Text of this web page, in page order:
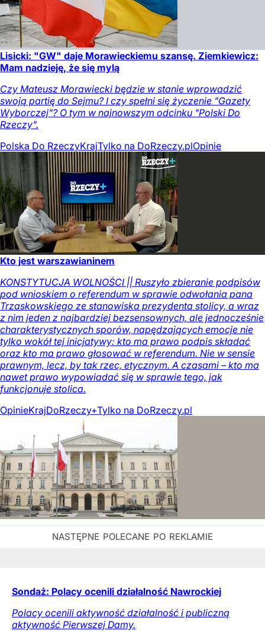
Lisicki: "GW" daje Morawieckiemu szansę. Ziemkiewicz:
Mam nadzieję, że się mylą
Czy Mateusz Morawiecki będzie w stanie wprowadzić
swoją partię do Sejmu? I czy spełni się życzenie "Gazety
Wyborczej"? O tym w najnowszym odcinku "Polski Do
Rzeczy".
Polska Do RzeczyKrajTylko na DoRzeczy.plOpinie
Kto jest warszawianinem
KONSTYTUCJA WOLNOŚCI || Ruszyło zbieranie podpisów
pod wnioskiem o referendum w sprawie odwołania pana
Trzaskowskiego ze stanowiska prezydenta stolicy, a wraz
z nim jeden z najbardziej bezsensownych, ale jednocześnie
charakterystycznych sporów, napędzających emocje nie
tylko wokół tej inicjatywy: kto ma prawo podpis składać
oraz kto ma prawo głosować w referendum. Nie w sensie
prawnym, lecz, by tak rzec, etycznym. A czasami – kto ma
nawet prawo wypowiadać się w sprawie tego, jak
funkcjonuje stolica.
OpinieKrajDoRzeczy+Tylko na DoRzeczy.pl
Sondaż: Polacy ocenili działalność Nawrockiej
Polacy ocenili aktywność działalność i publiczną
aktywność Pierwszej Damy.